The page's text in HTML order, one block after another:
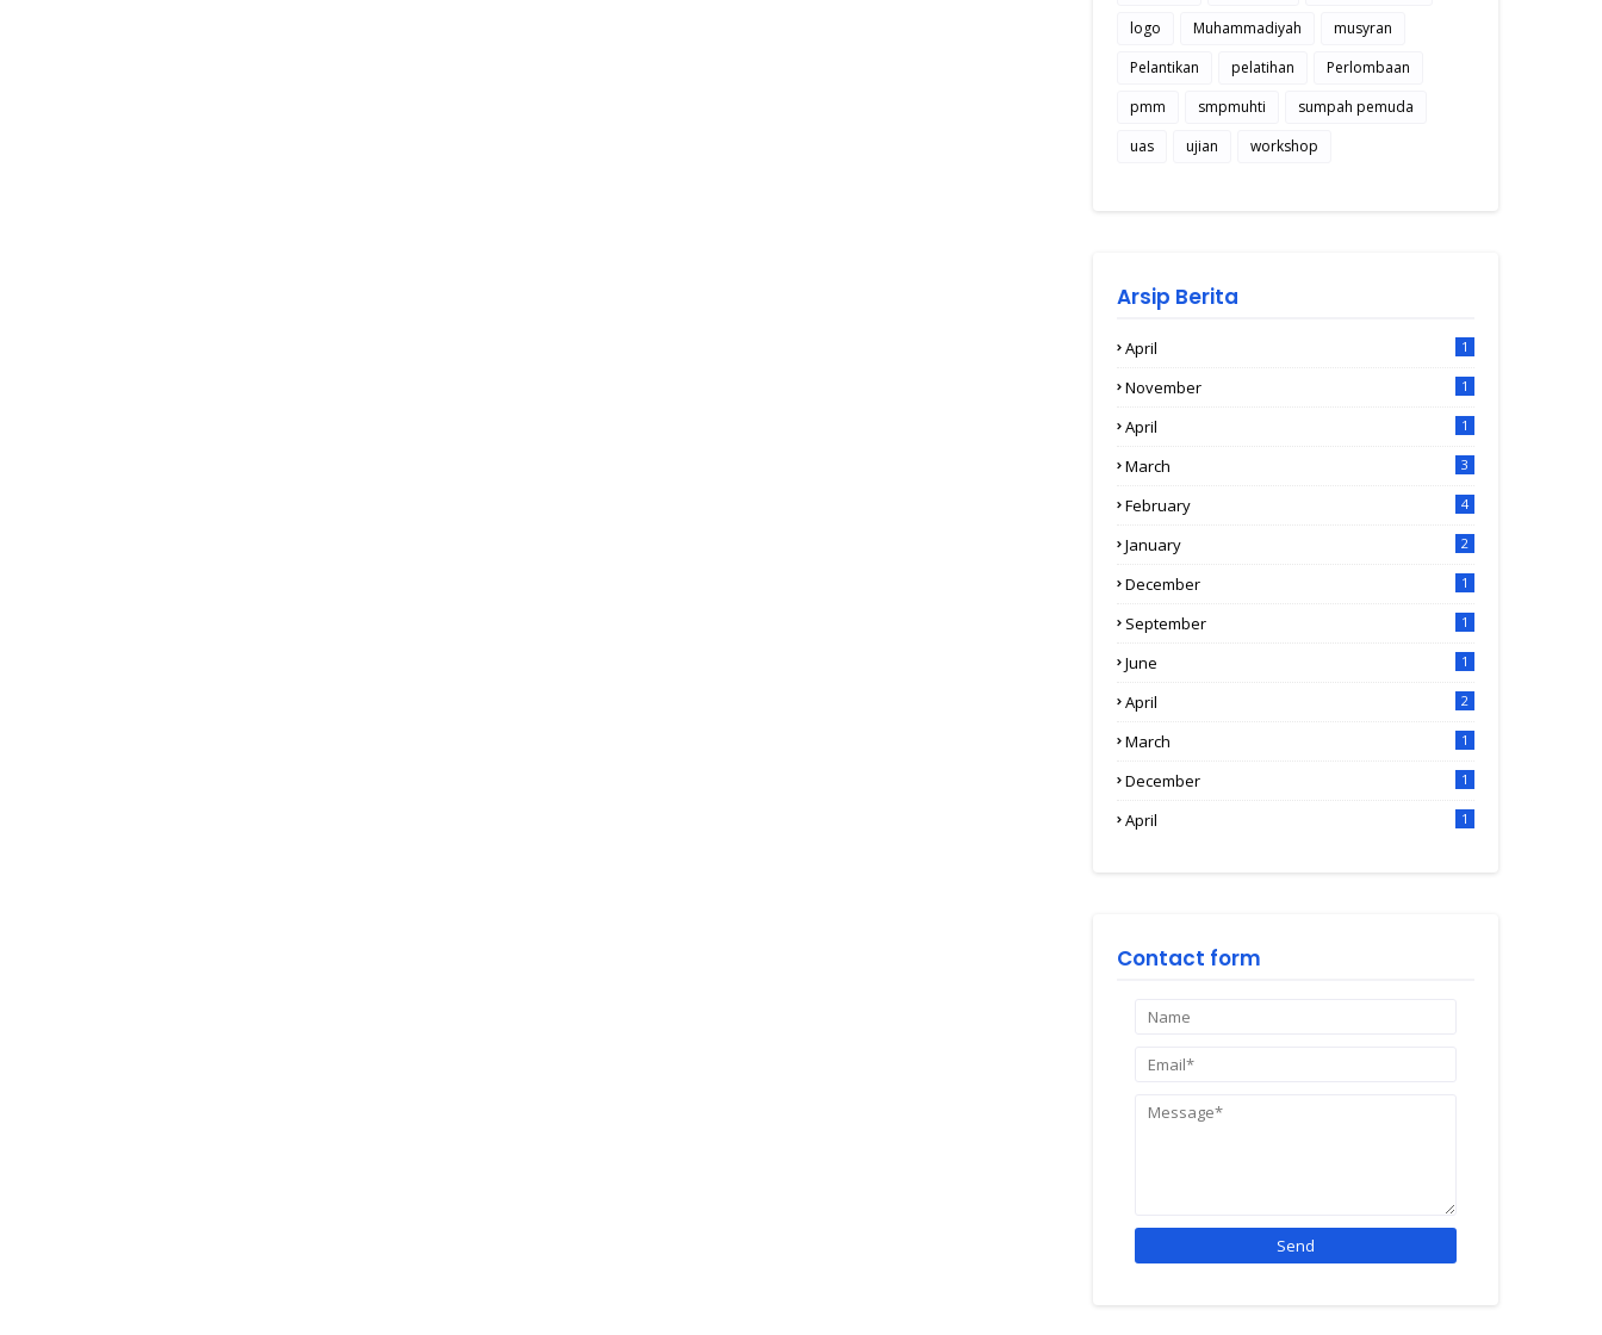
logo
Muhammadiyah
musyran
Pelantikan
pelatihan
Perlombaan
pmm
smpmuhti
sumpah pemuda
uas
ujian workshop
Arsip Berita
April 1
November 1
April 1
March 3
February 4
January 2
December 1
September 1
June 1
April 2
March 1
December 1
April 1
Contact form